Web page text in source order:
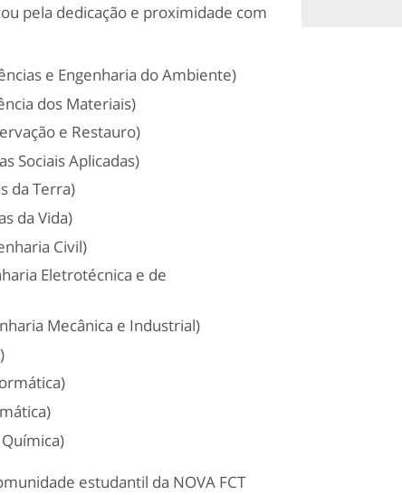
pela dedicação e proximidade com
e Engenharia do Ambiente)
dos Materiais)
e Restauro)
Sociais Aplicadas)
da Terra)
da Vida)
Civil)
Eletrotécnica e de
Mecânica e Industrial)
estudantil da NOVA FCT